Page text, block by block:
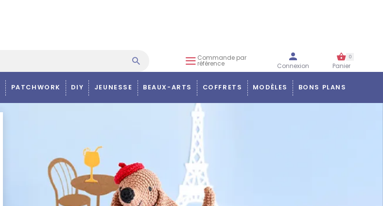
Commande par
référence Connexion Panier
0
PATCHWORK DIY JEUNESSE BEAUX-ARTS COFFRETS MODÈLES BONS PLANS